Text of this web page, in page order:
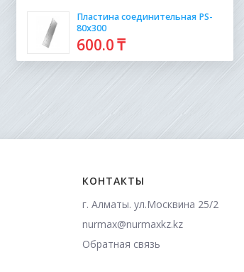
Пластина соединительная PS-
80х300
600.0₸
КОНТАКТЫ
г. Алматы. ул.Москвина 25/2
nurmax@nurmaxkz.kz
Обратная связь